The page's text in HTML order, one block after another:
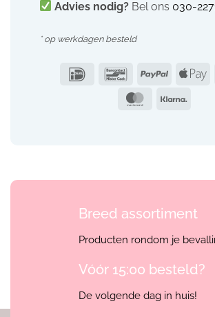
Advies nodig? Bel ons 030-
* op werkdagen besteld
IDeal Bancontact
PayPal
MasterCard
Klarna
Breed assortiment
Producten rondom je
Vóór 15:00 besteld?
De volgende dag in huis!